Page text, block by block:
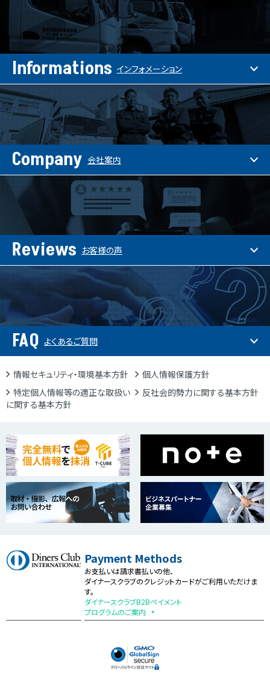
Informations インフォメーション
Company 会社案内
Reviews お客様の声
FAQ よくあるご質問
情報セキュリティ・環境基本方針
個人情報保護方針
特定個人情報等の適正な取扱い
に関する基本方針
反社会的勢力に関する基本方針
Payment Methods
お支払いは請求書払いの他、
ダイナースクラブのクレジットカードがご利用いただけま
す。
ダイナースクラブB2Bペイメント
プログラムのご案内